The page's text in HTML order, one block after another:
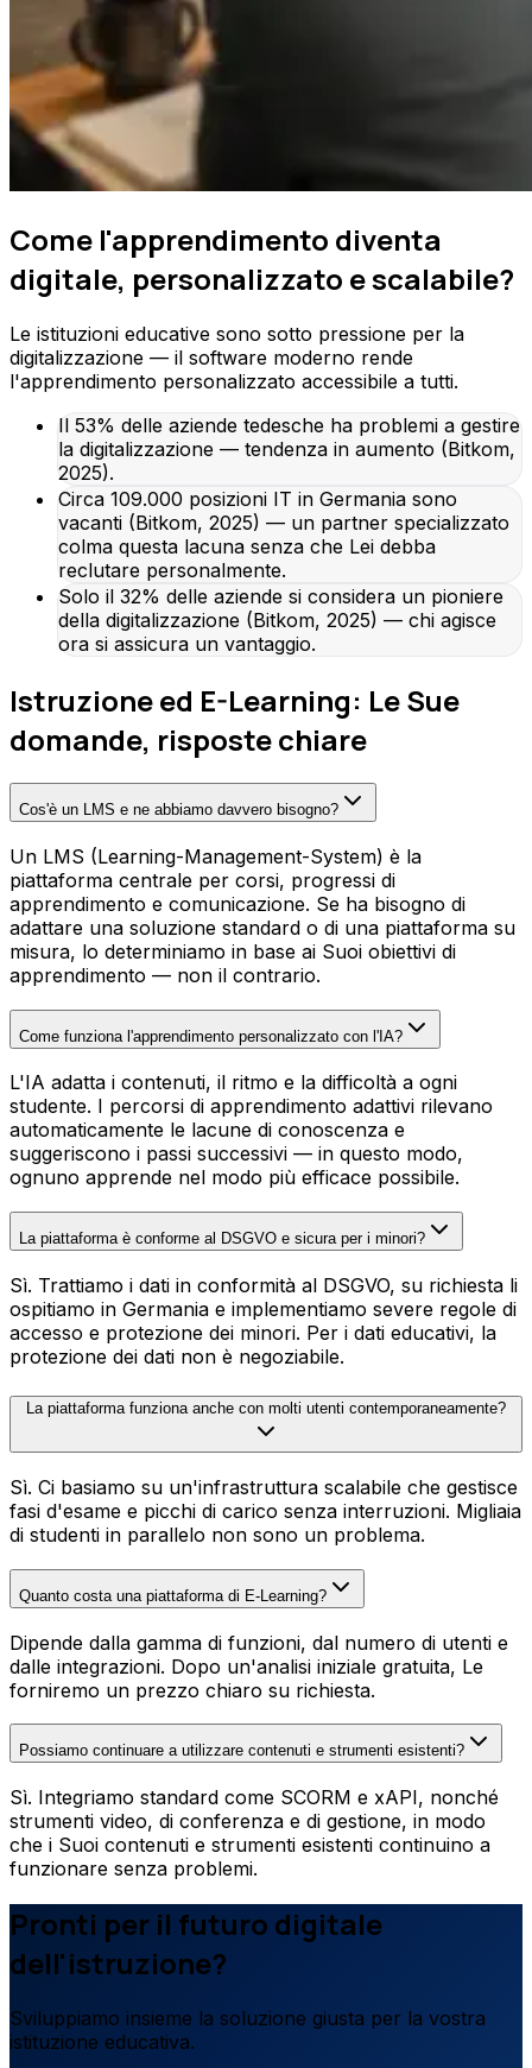
Come l'apprendimento diventa
digitale, personalizzato e scalabile?
Le istituzioni educative sono sotto pressione per la
digitalizzazione — il software moderno rende
l'apprendimento personalizzato accessibile a tutti.
Il 53% delle aziende tedesche ha problemi a gestire
la digitalizzazione — tendenza in aumento (Bitkom,
2025).
Circa 109.000 posizioni IT in Germania sono
vacanti (Bitkom, 2025) — un partner specializzato
colma questa lacuna senza che Lei debba
reclutare personalmente.
Solo il 32% delle aziende si considera un pioniere
della digitalizzazione (Bitkom, 2025) — chi agisce
ora si assicura un vantaggio.
Istruzione ed E-Learning: Le Sue
domande, risposte chiare
Cos'è un LMS e ne abbiamo davvero bisogno?
Un LMS (Learning-Management-System) è la
piattaforma centrale per corsi, progressi di
apprendimento e comunicazione. Se ha bisogno di
adattare una soluzione standard o di una piattaforma su
misura, lo determiniamo in base ai Suoi obiettivi di
apprendimento — non il contrario.
Come funziona l'apprendimento personalizzato con l'IA?
L'IA adatta i contenuti, il ritmo e la difficoltà a ogni
studente. I percorsi di apprendimento adattivi rilevano
automaticamente le lacune di conoscenza e
suggeriscono i passi successivi — in questo modo,
ognuno apprende nel modo più efficace possibile.
La piattaforma è conforme al DSGVO e sicura per i minori?
Sì. Trattiamo i dati in conformità al DSGVO, su richiesta li
ospitiamo in Germania e implementiamo severe regole di
accesso e protezione dei minori. Per i dati educativi, la
protezione dei dati non è negoziabile.
La piattaforma funziona anche con molti utenti contemporaneamente?
Sì. Ci basiamo su un'infrastruttura scalabile che gestisce
fasi d'esame e picchi di carico senza interruzioni. Migliaia
di studenti in parallelo non sono un problema.
Quanto costa una piattaforma di E-Learning?
Dipende dalla gamma di funzioni, dal numero di utenti e
dalle integrazioni. Dopo un'analisi iniziale gratuita, Le
forniremo un prezzo chiaro su richiesta.
Possiamo continuare a utilizzare contenuti e strumenti esistenti?
Sì. Integriamo standard come SCORM e xAPI, nonché
strumenti video, di conferenza e di gestione, in modo
che i Suoi contenuti e strumenti esistenti continuino a
funzionare senza problemi.
Pronti per il futuro digitale
dell'istruzione?
Sviluppiamo insieme la soluzione giusta per la vostra
istituzione educativa.